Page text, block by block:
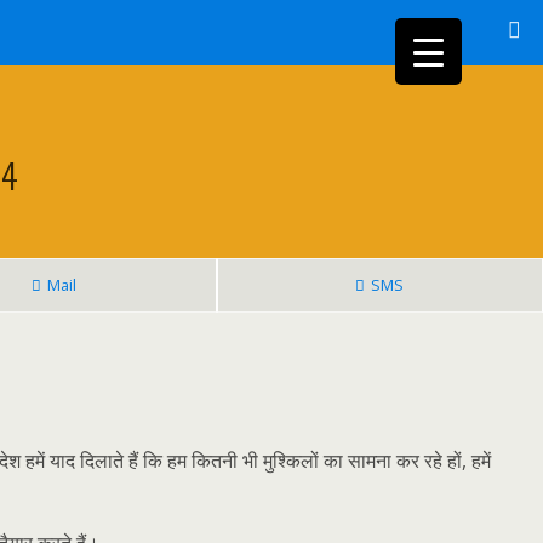
Mail SMS
याद दिलाते हैं कि हम कितनी भी मुश्किलों का सामना कर रहे हों, हमें